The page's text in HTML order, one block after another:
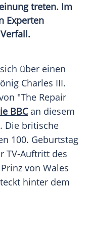
treten. Im
Experten
über einen
Charles III.
"The Repair
BBCan diesem
Die britische
100. Geburtstag
TV-Auftritt des
von Wales
hinter dem